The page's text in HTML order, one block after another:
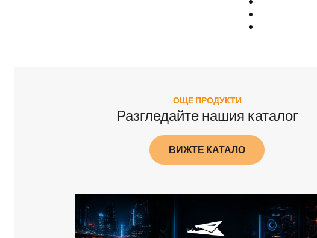
ОЩЕ ПРОДУКТИ
Разгледайте нашия каталог
ВИЖТЕ КАТАЛО